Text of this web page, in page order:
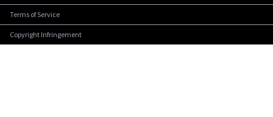
Terms of Service
Copyright Infringement